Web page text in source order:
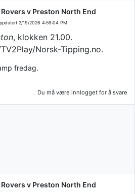
v Preston North End
2/19/2026 4:59:04 PM
, klokken 21.00.
Norsk-Tipping.no.
fredag.
Du må være innlogget for å svare
v Preston North End